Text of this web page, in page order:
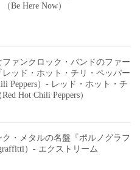
Be Here Now）
ァンクロック・バンドのファー
レッド・ホット・チリ・ペッパー
Peppers）- レッド・ホット・チ
Hot Chili Peppers）
・メタルの名盤『ポルノグラフ
）- エクストリーム